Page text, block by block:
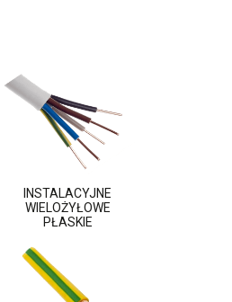
INSTALACYJNE
WIELOŻYŁOWE
PŁASKIE